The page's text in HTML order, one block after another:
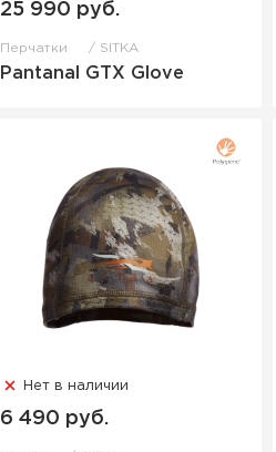
25 990 руб.
Перчатки SITKA
Pantanal GTX Glove
Нет в наличии
6 490 руб.